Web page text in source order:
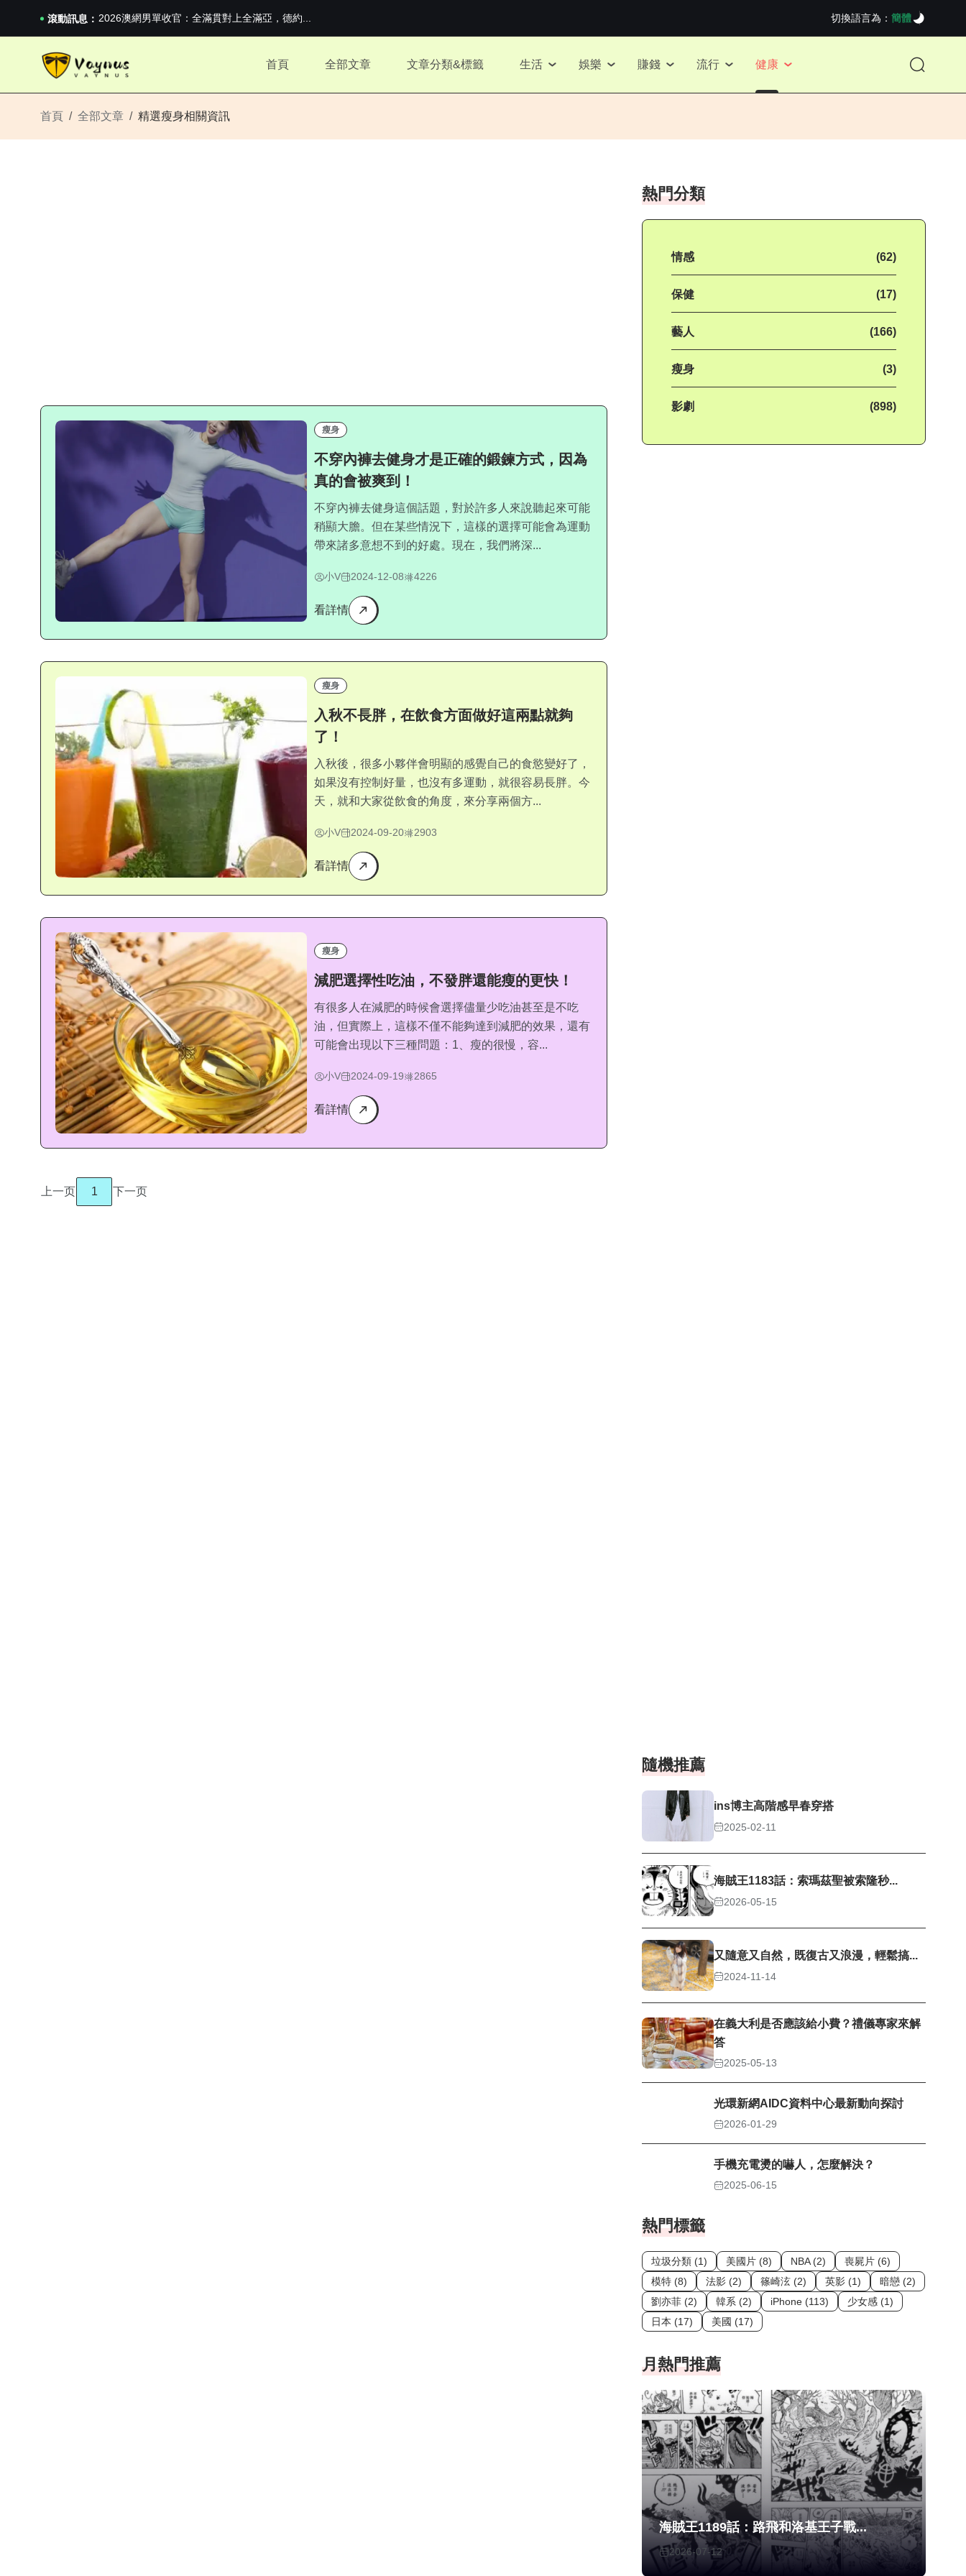
滾動訊息： 2026澳網男單收官：全滿貫對上全滿亞，德約...
《巔峰守衛 Highguard》正式上線，官...
2026澳網男單收官：全滿貫對上全滿亞，德約...
切換語言為： 簡體
首頁 全部文章 文章分類&標籤 生活 娛樂 賺錢 流行 健康
首頁 全部文章 精選瘦身相關資訊
瘦身
不穿內褲去健身才是正確的鍛鍊方式，因為
真的會被爽到！
不穿內褲去健身這個話題，對於許多人來說聽起來可能
稍顯大膽。但在某些情況下，這樣的選擇可能會為運動
帶來諸多意想不到的好處。現在，我們將深...
小V 2024-12-08 4226
看詳情
瘦身
入秋不長胖，在飲食方面做好這兩點就夠
了！
入秋後，很多小夥伴會明顯的感覺自己的食慾變好了，
如果沒有控制好量，也沒有多運動，就很容易長胖。今
天，就和大家從飲食的角度，來分享兩個方...
小V 2024-09-20 2903
看詳情
瘦身
減肥選擇性吃油，不發胖還能瘦的更快！
有很多人在減肥的時候會選擇儘量少吃油甚至是不吃
油，但實際上，這樣不僅不能夠達到減肥的效果，還有
可能會出現以下三種問題：1、瘦的很慢，容...
小V 2024-09-19 2865
看詳情
上一页 1 下一页
熱門分類
情感 (62)
保健 (17)
藝人 (166)
瘦身 (3)
影劇 (898)
隨機推薦
ins博主高階感早春穿搭
2025-02-11
海賊王1183話：索瑪茲聖被索隆秒...
2026-05-15
又隨意又自然，既復古又浪漫，輕鬆搞...
2024-11-14
在義大利是否應該給小費？禮儀專家來解
答
2025-05-13
光環新網AIDC資料中心最新動向探討
2026-01-29
手機充電燙的嚇人，怎麼解決？
2025-06-15
熱門標籤
垃圾分類 (1) 美國片 (8) NBA (2)
喪屍片 (6)
模特 (8)
法影 (2) 篠崎泫 (2) 英影 (1)
暗戀 (2)
劉亦菲 (2)
韓系 (2) iPhone (113)
少女感 (1)
日本 (17)
美國 (17)
月熱門推薦
海賊王1189話：路飛和洛基王子戰...
2026-07-12